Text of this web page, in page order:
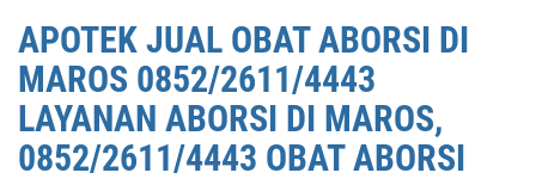
APOTEK JUAL OBAT ABORSI DI
MAROS 0852/2611/4443
LAYANAN ABORSI DI MAROS,
0852/2611/4443 OBAT ABORSI